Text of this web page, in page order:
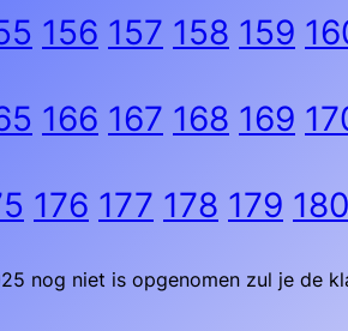
156 157 158 159
166 167 168 169
176 177 178 179 180
nog niet is opgenomen zul je de